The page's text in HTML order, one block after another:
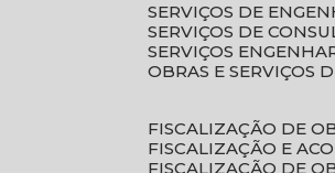
SERVIÇOS DE
SERVIÇOS DE
SERVIÇOS
OBRAS E SERVIÇOS
FISCALIZAÇÃO DE
FISCALIZAÇÃO E
FISCALIZAÇÃO DE